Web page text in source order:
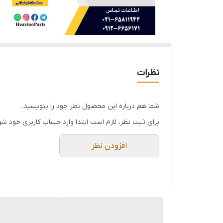
نظرات
شما هم درباره این محصول نظر خود را بنویسید.
برای ثبت نظر، لازم است ابتدا وارد حساب کاربری خود
افزودن نظر